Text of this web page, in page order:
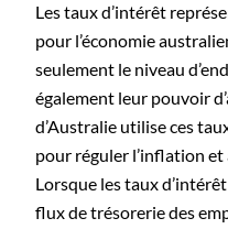
Les taux d’intérêt
pour l’économie
seulement le niveau
également leur pouvoir
d’Australie utilise ces
pour réguler l’inflation
Lorsque les taux
flux de trésorerie des